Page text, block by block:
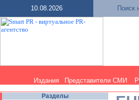
10.08.2026 Поиск
Издания Представители СМИ
Разделы